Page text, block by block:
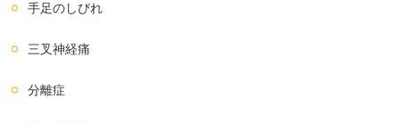
手足のしびれ
三叉神経痛
分離症